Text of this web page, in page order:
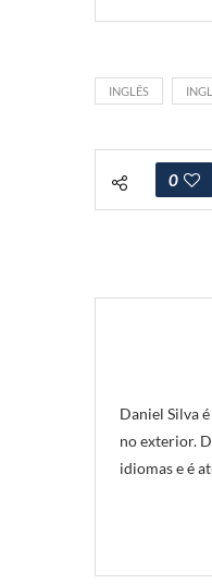
INGLÊS
0
Daniel Silva
no exterior.
idiomas e é